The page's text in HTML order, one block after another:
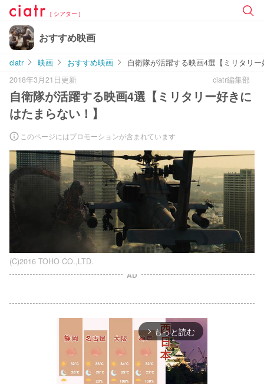
[ シアター ]
おすすめ映画
ciatr 映画 おすすめ映画
自衛隊が活躍する映画4選【ミリタリ
2018年3月21日更新
ciatr編集部
自衛隊が活躍する映画4選【ミリタリー好きに
はたまらない！】
このページにはプロモーションが含まれています
(C)2016 TOHO CO.,LTD.
AD
arrow_forward_ios もっと読む